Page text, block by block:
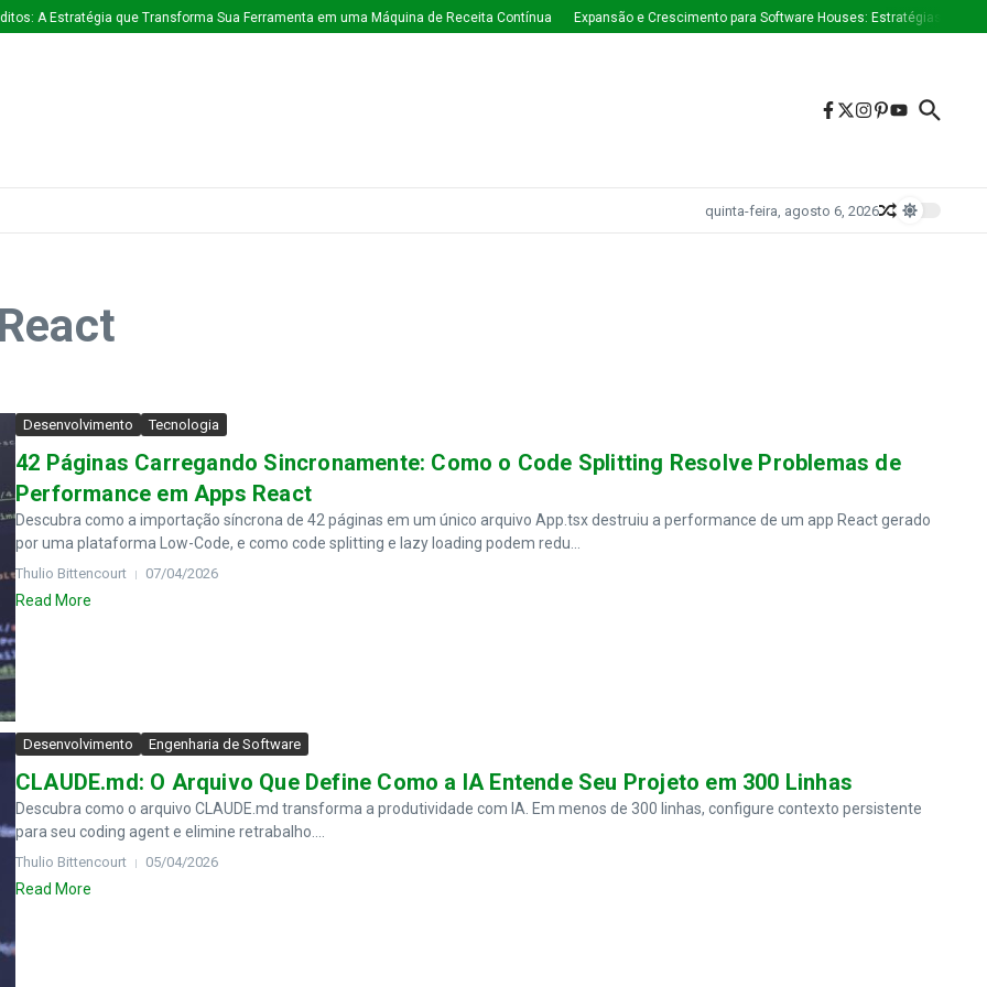
A Estratégia que Transforma Sua Ferramenta em uma Máquina de Receita Contínua Expansão e Crescimento para Software Houses: Estratégias Que
quinta-feira, agosto 6, 2026
Desenvolvimento Tecnologia
42 Páginas Carregando Sincronamente: Como o Code Splitting Resolve Problemas de
Performance em Apps React
Descubra como a importação síncrona de 42 páginas em um único arquivo App.tsx destruiu a performance de um app React gerado
por uma plataforma Low-Code, e como code splitting e lazy loading podem redu...
Thulio Bittencourt 07/04/2026
Read More
Desenvolvimento Engenharia de Software
CLAUDE.md: O Arquivo Que Define Como a IA Entende Seu Projeto em 300 Linhas
Descubra como o arquivo CLAUDE.md transforma a produtividade com IA. Em menos de 300 linhas, configure contexto persistente
para seu coding agent e elimine retrabalho....
Thulio Bittencourt 05/04/2026
Read More